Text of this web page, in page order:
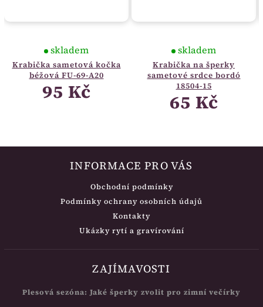
Krabička sametová kočka
béžová FU-69-A20
skladem
95 Kč
Krabička na šperky
sametové srdce bordó
18504-15
skladem
65 Kč
INFORMACE PRO VÁS
Obchodní podmínky
Podmínky ochrany osobních údajů
Kontakty
Ukázky rytí a gravírování
ZAJÍMAVOSTI
Plesová sezóna: Jaké šperky zvolit pro zimní večírky